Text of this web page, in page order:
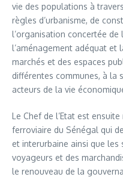
vie des populations à
règles d’urbanisme, de
l’organisation concertée de
l’aménagement adéquat et
marchés et des espaces
différentes communes, à la
acteurs de la vie
Le Chef de l’Etat est
ferroviaire du Sénégal qui
et interurbaine ainsi que
voyageurs et des
le renouveau de la